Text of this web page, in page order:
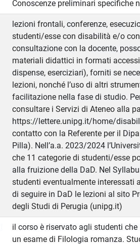
Conoscenze preliminari specifiche
lezioni frontali, conferenze,
studenti/esse con disabilità e/o
consultazione con la docente,
materiali didattici in formati
dispense, eserciziari), forniti se
lezioni, nonché l’uso di altri
facilitazione nella fase di studio.
consultare i Servizi di Ateneo alla
https://lettere.unipg.it/home/
contatto con la Referente per il
Pilla). Nell’a.a. 2023/2024
che 11 categorie di studenti/esse
alla fruizione della DaD. Nel
studenti eventualmente interessati
di seguire in DaD le lezioni al sito
degli Studi di Perugia (unipg.it)
il corso è riservato agli studenti
un esame di Filologia romanza.